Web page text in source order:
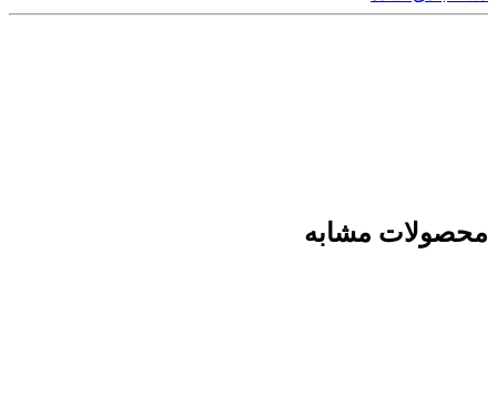
محصولات مشابه